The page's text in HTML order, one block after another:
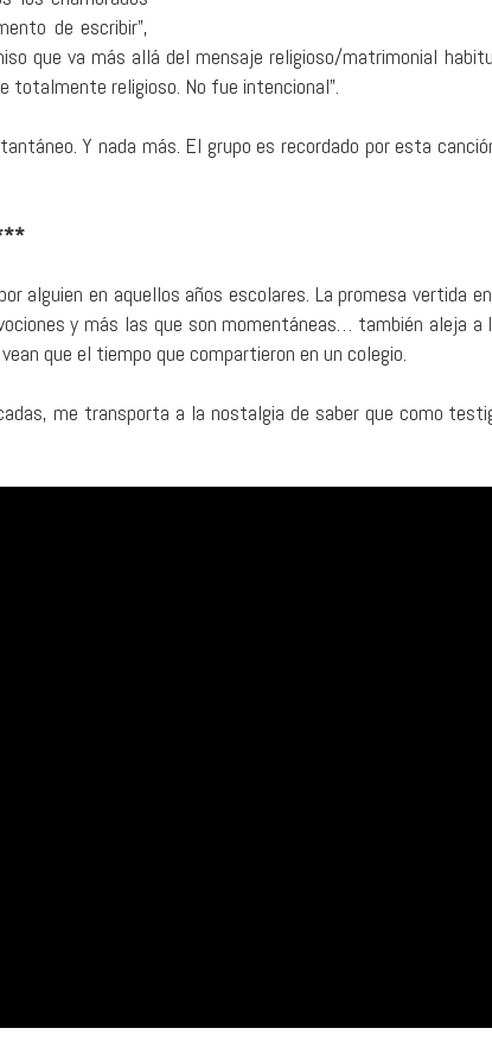
de escribir”,
que va más allá del mensaje religioso/matrimonial
totalmente religioso. No fue intencional”.
Y nada más. El grupo es recordado por esta
alguien en aquellos años escolares. La promesa vertida
y más las que son momentáneas… también aleja a
que el tiempo que compartieron en un colegio.
me transporta a la nostalgia de saber que como